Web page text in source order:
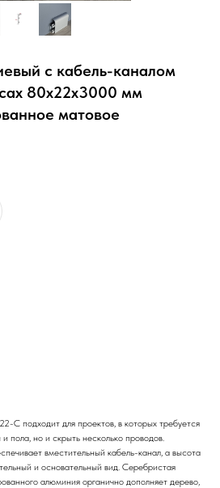
с кабель-каналом
80х22х3000 мм
матовое
С подходит для проектов, в которых требуется
пола, но и скрыть несколько проводов.
вместительный кабель-канал, а высота
и основательный вид. Серебристая
алюминия органично дополняет дерево,